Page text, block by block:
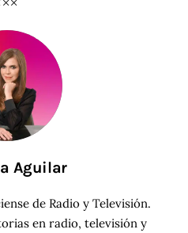
Aguilar
de Radio y Televisión.
en radio, televisióny